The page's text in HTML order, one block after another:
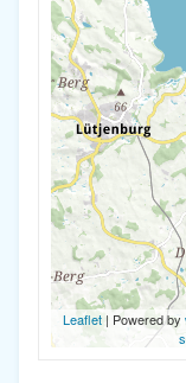
Leaflet| Powered by